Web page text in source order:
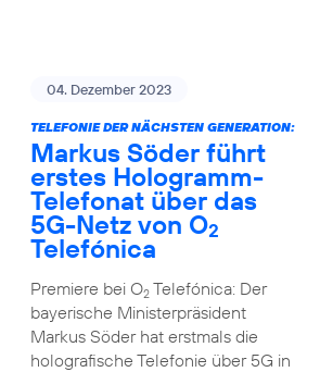
04. Dezember 2023
TELEFONIE DER NÄCHSTEN GENERATION:
Markus Söder führt
erstes Hologramm-
Telefonat über das
5G-Netz von O2
Telefónica
Premiere bei O2Telefónica: Der
bayerische Ministerpräsident
Markus Söder hat erstmals die
holografische Telefonie über 5G in